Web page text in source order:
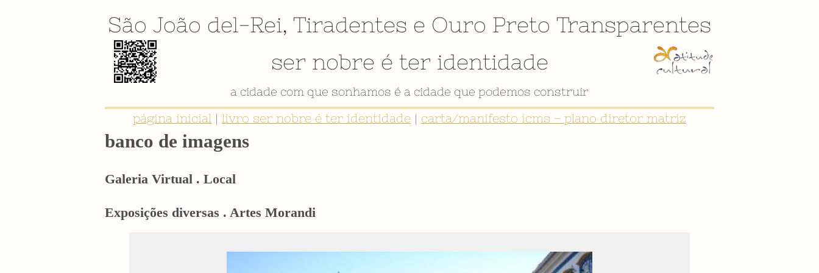
São João del-Rei, Tiradentes e Ouro Preto Transparentes
ser nobre é ter identidade
a cidade com que sonhamos é a cidade que podemos construir
página inicial | livro ser nobre é ter identidade | carta/manifesto icms - plano diretor matriz
banco de imagens
Galeria Virtual . Local
Exposições diversas . Artes Morandi